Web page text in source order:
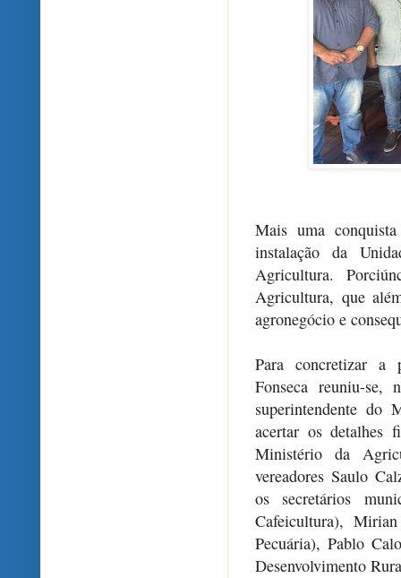
Mais uma
instalação da
Agricultura.
Agricultura, que
agronegócio e
Para concretizar a
Fonseca reuniu-
superintendente do
acertar os detalhes
Ministério da
vereadores Saulo
os secretários
Cafeicultura),
Pecuária), Pablo
Desenvolvimento